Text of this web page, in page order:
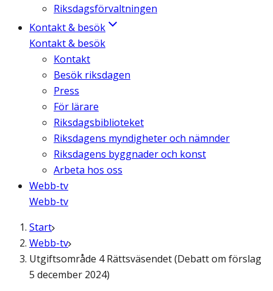
Riksdagsförvaltningen
Kontakt & besök
Kontakt & besök
Kontakt
Besök riksdagen
Press
För lärare
Riksdagsbiblioteket
Riksdagens myndigheter och nämnder
Riksdagens byggnader och konst
Arbeta hos oss
Webb-tv
Webb-tv
Start
Webb-tv
Utgiftsområde 4 Rättsväsendet (Debatt om förslag
5 december 2024)